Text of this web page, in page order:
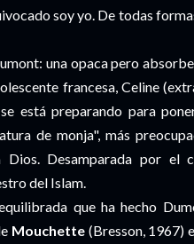
soy yo. De todas
una opaca pero
francesa, Celine
está preparando para
de monja", más
Desamparada por el
del Islam.
que ha hecho
Mouchette (Bresson, 1967)